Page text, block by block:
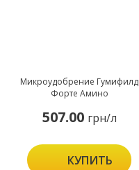
Микроудобрение Гумифилд
Форте Амино
507.00 грн/л
КУПИТЬ